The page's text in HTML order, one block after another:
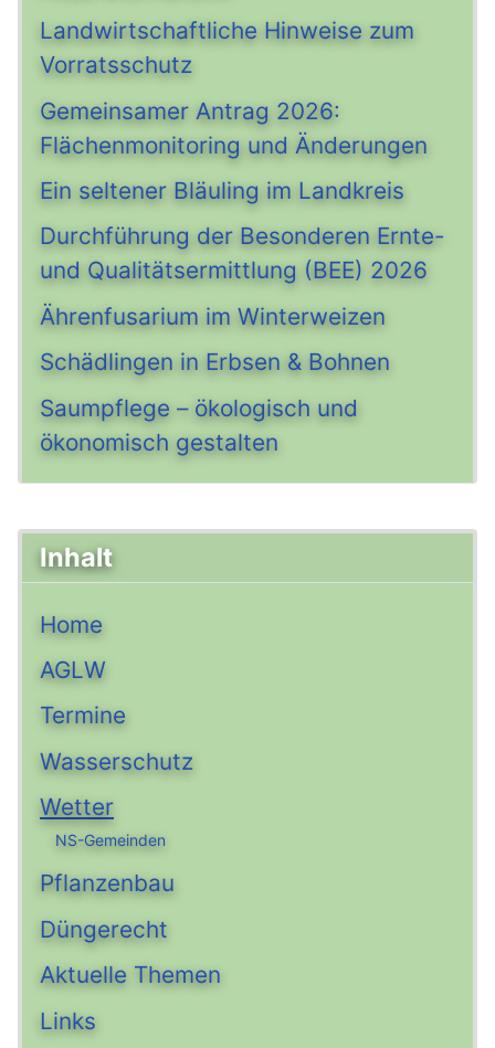
Inhalt
Home
AGLW
Termine
Wasserschutz
Wetter
NS-Gemeinden
Pflanzenbau
Düngerecht
Aktuelle Themen
Links
Landwirtschaftliche Hinweise zum
Vorratsschutz
Gemeinsamer Antrag 2026:
Flächenmonitoring und Änderungen
Ein seltener Bläuling im Landkreis
Durchführung der Besonderen Ernte-
und Qualitätsermittlung (BEE) 2026
Ährenfusarium im Winterweizen
Schädlingen in Erbsen & Bohnen
Saumpflege – ökologisch und
ökonomisch gestalten